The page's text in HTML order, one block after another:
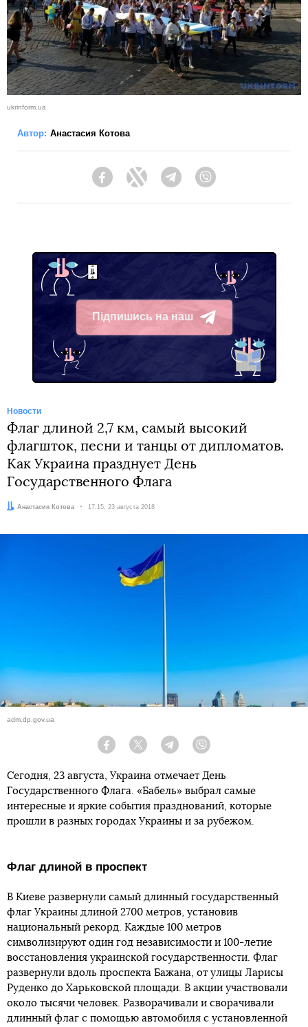
ukrinform.ua
Автор: Анастасия Котова
FacebookTwitter Telegram
Підпишись на наш
Telegram
Новости
Флаг длиной 2,7 км, самый высокий
флагшток, песни и танцы от дипломатов.
Как Украина празднует День
Государственного Флага
Автор:
Анастасия Котова Дата:
17:15, 23 августа 2018
adm.dp.gov.ua
Facebook Twitter Telegram
Сегодня, 23 августа, Украина отмечает День
Государственного Флага. «Бабель» выбрал самые
интересные и яркие события празднований, которые
прошли в разных городах Украины и за рубежом.
Флаг длиной в проспект
В Киеве развернули самый длинный государственный
флаг Украины длиной 2700 метров, установив
национальный рекорд. Каждые 100 метров
символизируют один год независимости и 100-летие
восстановления украинской государственности. Флаг
развернули вдоль проспекта Бажана, от улицы Ларисы
Руденко до Харьковской площади. В акции участвовали
около тысячи человек. Разворачивали и сворачивали
длинный флаг с помощью автомобиля с установленной